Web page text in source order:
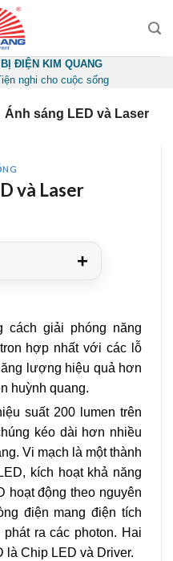
ĐIỆN KIM QUANG
nghi cho cuộc sống
Ánh sáng LED và Laser
và Laser
+
cách giải phóng năng
hợp nhất với các lỗ
lượng hiệu quả hơn
huỳnh quang.
suất 200 lumen trên
kéo dài hơn nhiều
Vi mạch là một thành
kích hoạt khả năng
hoạt động theo nguyên
điện mang điện tích
ra các photon. Hai
là Chip LED và Driver.